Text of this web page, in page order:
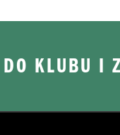
KLUBU I